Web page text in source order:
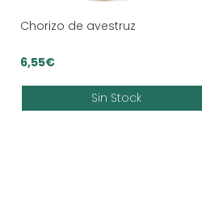
Chorizo de avestruz
6,55€
Sin Stock